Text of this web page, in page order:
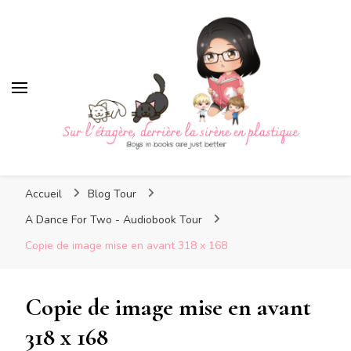
Sur l'étagère, derrière la
sirène en plastique
sirène en plastique
Accueil
Blog Tour
A Dance For Two - Audiobook Tour
Copie de image mise en avant 318 x 168
Copie de image mise en avant
318 x 168